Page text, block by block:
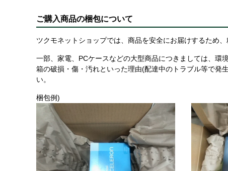
ご購入商品の梱包について
ツクモネットショップでは、商品を安全にお届けするため
一部、家電、PCケースなどの大型商品につきましては、環
箱の破損・傷・汚れといった理由(配達中のトラブル等で発
い。
梱包例)